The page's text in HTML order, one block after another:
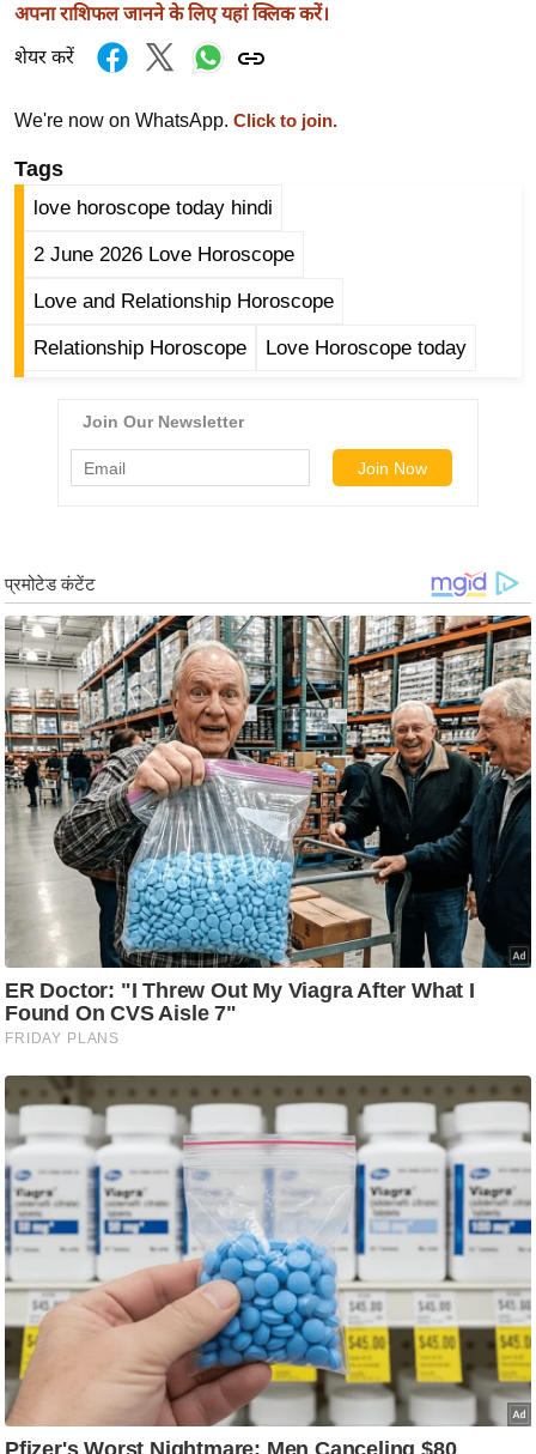
/
फै
न
रे
लू
नु
प
र्य
ने
स
मं
त्रा
रि
ले
श
न
शि
प
रा
ति
वि
ण
स
म
सा
म
यि
क
मा
तृ
मि
अपना राशिफल जानने के लिए यहां क्लिक करें।
शेयर करें
We're now on WhatsApp. Click to join.
Tags
love horoscope today hindi
2 June 2026 Love Horoscope
Love and Relationship Horoscope
Relationship Horoscope Love Horoscope today